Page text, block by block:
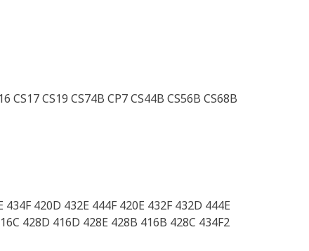
CS17 CS19 CS74B CP7 CS44B CS56B CS68B
420D 432E 444F 420E 432F 432D 444E
428D 416D 428E 428B 416B 428C 434F2